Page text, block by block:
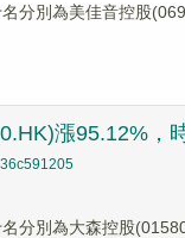
分別為美佳音控股
漲95.12%，
分別為大森控股